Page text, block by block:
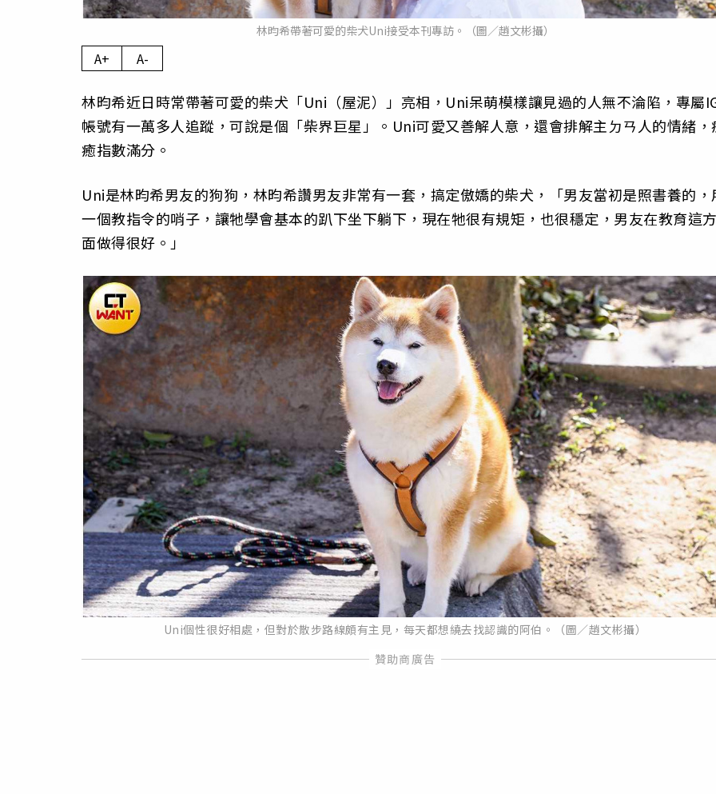
林昀希帶著可愛的柴犬Uni接受本刊專訪。（圖／趙文彬攝）
A+ A-
林昀希近日時常帶著可愛的柴犬「Uni（屋泥）」亮相，Uni呆萌模樣讓見過的人無不淪陷，專屬
帳號有一萬多人追蹤，可說是個「柴界巨星」。Uni可愛又善解人意，還會排解主ㄉㄢ人的情緒，
癒指數滿分。
Uni是林昀希男友的狗狗，林昀希讚男友非常有一套，搞定傲嬌的柴犬，「男友當初是照書養的，
一個教指令的哨子，讓牠學會基本的趴下坐下躺下，現在牠很有規矩，也很穩定，男友在教育這
面做得很好。」
Uni個性很好相處，但對於散步路線頗有主見，每天都想繞去找認識的阿伯。（圖／趙文彬攝）